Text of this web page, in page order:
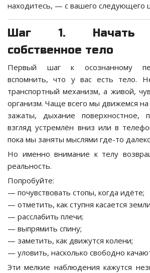
находитесь, — с вашего следующего
Шаг 1. Начать
собственное тело
Первый шаг к осознанному
вспомнить, что у вас есть тело.
транспортный механизм, а живой,
организм. Чаще всего мы движемся на
зажаты, дыхание поверхностное,
взгляд устремлён вниз или в
пока мы заняты мыслями где-то
Но именно внимание к телу
реальность.
Попробуйте:
— почувствовать стопы, когда идёте;
— отметить, как ступня касается
— расслабить плечи;
— выпрямить спину;
— заметить, как движутся колени;
— уловить, насколько свободно
Эти мелкие наблюдения кажутся